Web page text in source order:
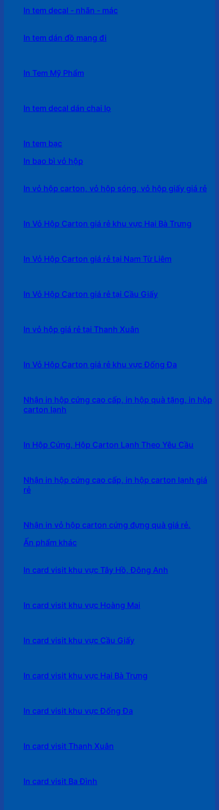
In tem decal - nhãn - mác
In tem dán đồ mang đi
In Tem Mỹ Phẩm
In tem decal dán chai lọ
In tem bạc
In bao bì vỏ hộp
In vỏ hộp carton, vỏ hộp sóng, vỏ hộp giấy giá rẻ
In Vỏ Hộp Carton giá rẻ khu vực Hai Bà Trưng
In Vỏ Hộp Carton giá rẻ tại Nam Từ Liêm
In Vỏ Hộp Carton giá rẻ tại Cầu Giấy
In vỏ hộp giá rẻ tại Thanh Xuân
In Vỏ Hộp Carton giá rẻ khu vực Đống Đa
Nhận in hộp cứng cao cấp, in hộp quà tặng, in hộp
carton lạnh
In Hộp Cứng, Hộp Carton Lạnh Theo Yêu Cầu
Nhận in hộp cứng cao cấp, in hộp carton lạnh giá
rẻ
Nhận in vỏ hộp carton cứng đựng quà giá rẻ.
Ấn phẩm khác
In card visit khu vực Tây Hồ, Đông Anh
In card visit khu vực Hoàng Mai
In card visit khu vực Cầu Giấy
In card visit khu vực Hai Bà Trưng
In card visit khu vực Đống Đa
In card visit Thanh Xuân
In card visit Ba Đình